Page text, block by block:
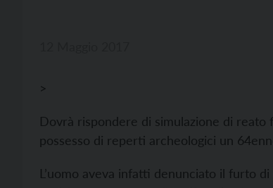
>
Dovrà rispondere di simulazione di reato
possesso di reperti archeologici un
L’uomo aveva infatti denunciato il furto